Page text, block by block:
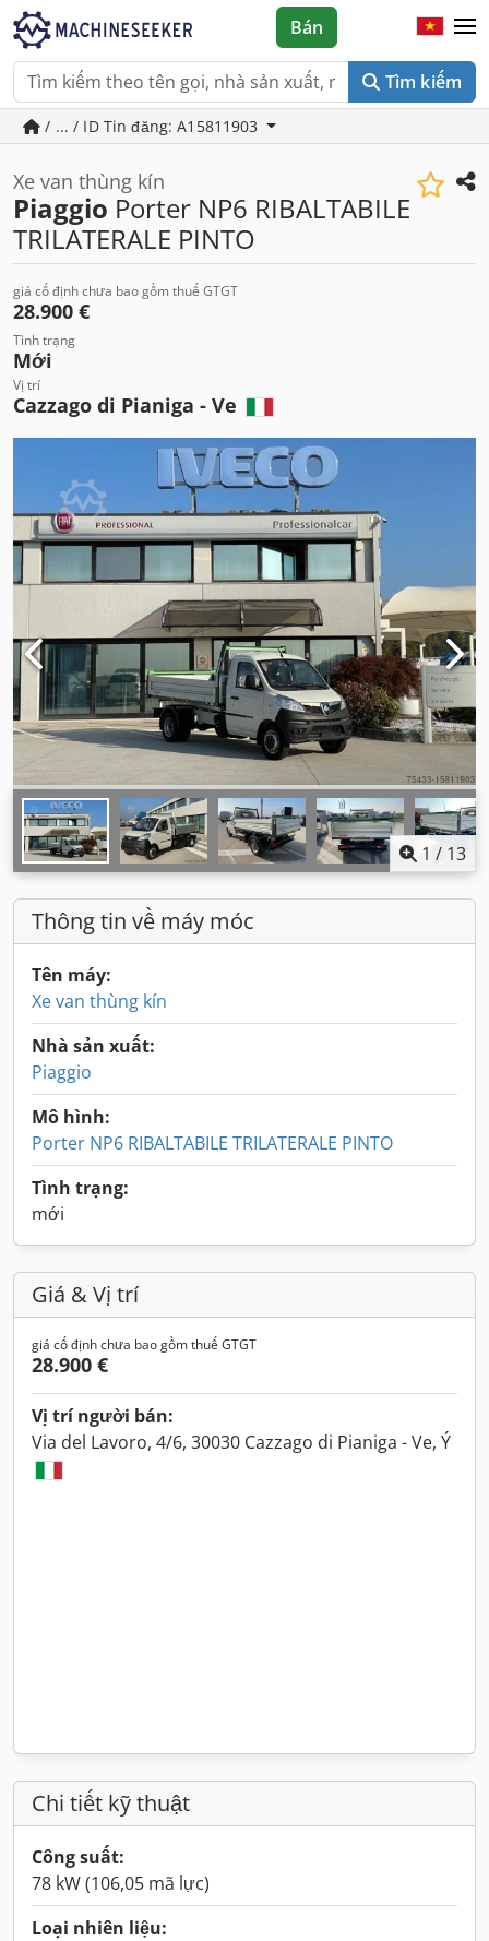
Tìm kiếm
Bán
/ ... / ID Tin đăng: A15811903
Xe van thùng kín
Piaggio Porter NP6 RIBALTABILE
TRILATERALE PINTO
giá cố định chưa bao gồm thuế GTGT
28.900 €
Tình trạng
Mới
Vị trí
Cazzago di Pianiga - Ve
1 / 13
Thông tin về máy móc
Tên máy:
Xe van thùng kín
Nhà sản xuất:
Piaggio
Mô hình:
Porter NP6 RIBALTABILE TRILATERALE PINTO
Tình trạng:
mới
Giá & Vị trí
giá cố định chưa bao gồm thuế GTGT
28.900 €
Vị trí người bán:
Via del Lavoro, 4/6, 30030 Cazzago di Pianiga - Ve, Ý
Chi tiết kỹ thuật
Công suất:
78 kW (106,05 mã lực)
Loại nhiên liệu: